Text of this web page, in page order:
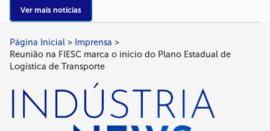
Ver mais notícias
Trilha
de
navegação
Página Inicial
Imprensa
Reunião na FIESC marca o início do Plano Estadual de
Logística de Transporte